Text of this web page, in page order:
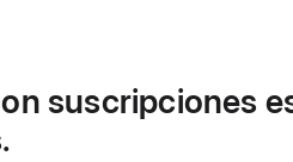
suscripciones